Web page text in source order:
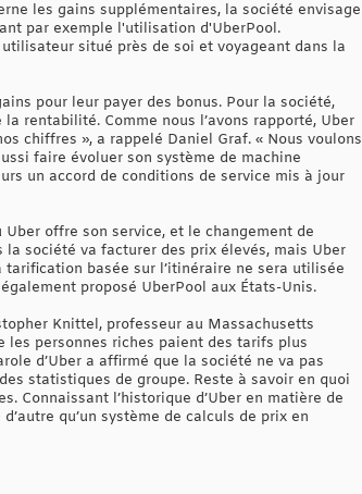
les gains supplémentaires, la société envisage
par exemple l'utilisation d'UberPool.
situé près de soi et voyageant dans la
pour leur payer des bonus. Pour la société,
rentabilité. Comme nous l’avons rapporté, Uber
chiffres », a rappelé Daniel Graf. « Nous voulons
faire évoluer son système de machine
un accord de conditions de service mis à jour
offre son service, et le changement de
société va facturer des prix élevés, mais Uber
basée sur l’itinéraire ne sera utilisée
proposé UberPool aux États-Unis.
Knittel, professeur au Massachusetts
les personnes riches paient des tarifs plus
d’Uber a affirmé que la société ne va pas
statistiques de groupe. Reste à savoir en quoi
Connaissant l’historique d’Uber en matière de
qu’un système de calculs de prix en